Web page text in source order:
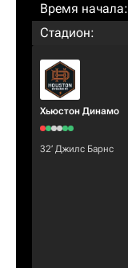
Время начала:
Стадион:
Хьюстон Динамо
32‎’‎ Джилс Барнс